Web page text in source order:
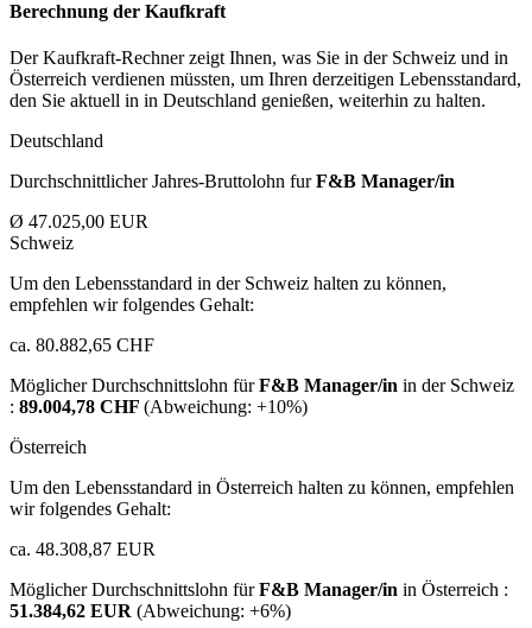
Berechnung der Kaufkraft
Der Kaufkraft-Rechner zeigt Ihnen, was Sie in der Schweiz und in
Österreich verdienen müssten, um Ihren derzeitigen Lebensstandard,
den Sie aktuell in in Deutschland genießen, weiterhin zu halten.
Deutschland
Durchschnittlicher Jahres-Bruttolohn furF&B Manager/in
Ø 47.025,00 EUR
Schweiz
Um den Lebensstandard in der Schweiz halten zu können,
empfehlen wir folgendes Gehalt:
ca. 80.882,65 CHF
Möglicher Durchschnittslohn fürF&B Manager/in in der Schweiz
: 89.004,78 CHF (Abweichung: +10%)
Österreich
Um den Lebensstandard in Österreich halten zu können, empfehlen
wir folgendes Gehalt:
ca. 48.308,87 EUR
Möglicher Durchschnittslohn fürF&B Manager/in in Österreich :
51.384,62 EUR (Abweichung: +6%)